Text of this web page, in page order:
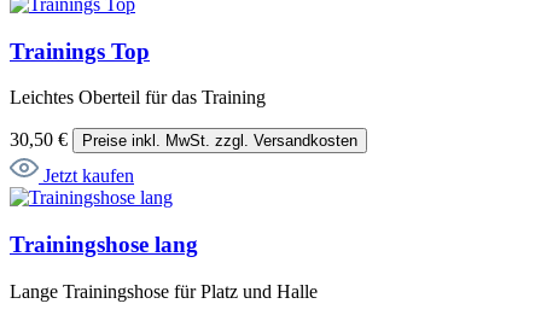
Trainings Top
Leichtes Oberteil für das Training
30,50 € Preise inkl. MwSt. zzgl. Versandkosten
Jetzt kaufen
Trainingshose lang
Lange Trainingshose für Platz und Halle